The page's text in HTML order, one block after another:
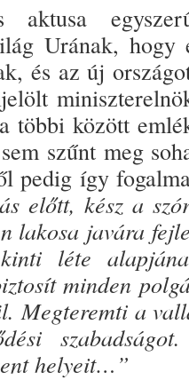
aktusa
Urának, hogy
és az új
többi között
szűnt meg
pedig így
előtt, kész a
lakosa javára
léte
minden
Megteremti a
helyeit…”